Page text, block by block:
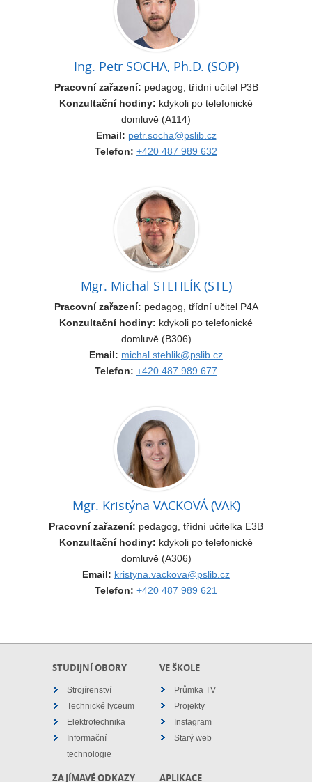
Ing. Petr SOCHA, Ph.D. (SOP)
Pracovní zařazení: pedagog, třídní učitel P3B
Konzultační hodiny: kdykoli po telefonické
domluvě (A114)
Email: petr.socha@pslib.cz
Telefon: +420 487 989 632
Mgr. Michal STEHLÍK (STE)
Pracovní zařazení: pedagog, třídní učitel P4A
Konzultační hodiny: kdykoli po telefonické
domluvě (B306)
Email: michal.stehlik@pslib.cz
Telefon: +420 487 989 677
Mgr. Kristýna VACKOVÁ (VAK)
Pracovní zařazení: pedagog, třídní učitelka E3B
Konzultační hodiny: kdykoli po telefonické
domluvě (A306)
Email: kristyna.vackova@pslib.cz
Telefon: +420 487 989 621
STUDIJNÍ OBORY
Strojírenství
Technické lyceum
Elektrotechnika
Informační
technologie
VE ŠKOLE
Průmka TV
Projekty
Instagram
Starý web
ZAJÍMAVÉ ODKAZY APLIKACE